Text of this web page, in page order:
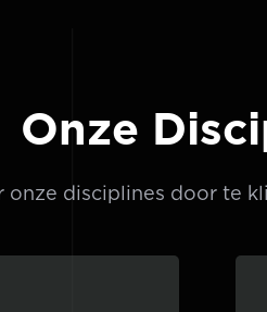
Onze
onze disciplines door te